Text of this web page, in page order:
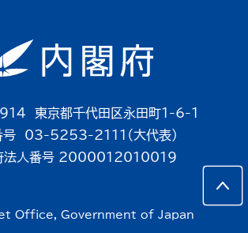
東京都千代田区永田町1-6-1
号 03-5253-2111（大代表）
法人番号 2000012010019
Office, Government of Japan